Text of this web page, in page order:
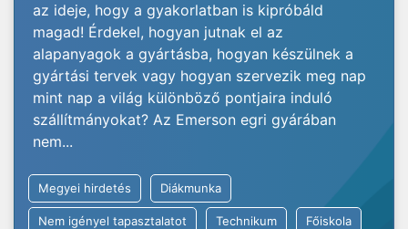
az ideje, hogy a gyakorlatban is kipróbáld
magad! Érdekel, hogyan jutnak el az
alapanyagok a gyártásba, hogyan készülnek a
gyártási tervek vagy hogyan szervezik meg nap
mint nap a világ különböző pontjaira induló
szállítmányokat? Az Emerson egri gyárában
nem...
Megyei hirdetés Diákmunka
Nem igényel tapasztalatot Technikum Főiskola